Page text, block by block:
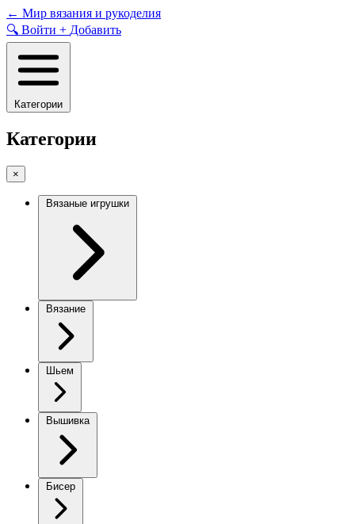
Skip
to
content
← Мир вязания и рукоделия
🔍 Войти + Добавить
Категории
Категории
×
Вязаные игрушки
Вязание
Шьем
Вышивка
Бисер